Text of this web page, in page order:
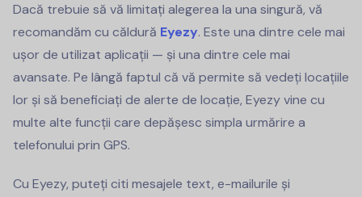
Dacă trebuie să vă limitați alegerea la una singură, vă
recomandăm cu căldură Eyezy. Este una dintre cele mai
ușor de utilizat aplicații — și una dintre cele mai
avansate. Pe lângă faptul că vă permite să vedeți locațiile
lor și să beneficiați de alerte de locație, Eyezy vine cu
multe alte funcții care depășesc simpla urmărire a
telefonului prin GPS.
Cu Eyezy, puteți citi mesajele text, e-mailurile și